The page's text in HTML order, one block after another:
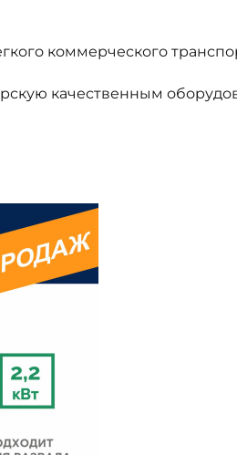
коммерческого
качественным